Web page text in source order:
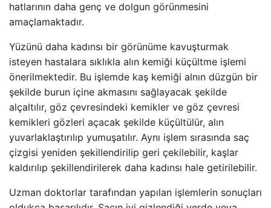
hatlarının daha genç ve dolgun görünmesini
amaçlamaktadır.
Yüzünü daha kadınsı bir görünüme kavuşturmak
isteyen hastalara sıklıkla alın kemiği küçültme işlemi
önerilmektedir. Bu işlemde kaş kemiği alnın düzgün bir
şekilde burun içine akmasını sağlayacak şekilde
alçaltılır, göz çevresindeki kemikler ve göz çevresi
kemikleri gözleri açacak şekilde küçültülür, alın
yuvarlaklaştırılıp yumuşatılır. Aynı işlem sırasında saç
çizgisi yeniden şekillendirilip geri çekilebilir, kaşlar
kaldırılıp şekillendirilerek daha kadınsı hale getirilebilir.
Uzman doktorlar tarafından yapılan işlemlerin sonuçları